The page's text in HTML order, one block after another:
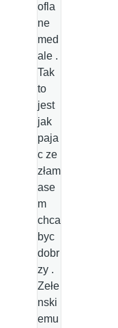
ofla
ne
med
ale .
Tak
to
jest
jak
paja
c ze
złam
ase
m
chca
byc
dobr
zy .
Zełe
nski
emu